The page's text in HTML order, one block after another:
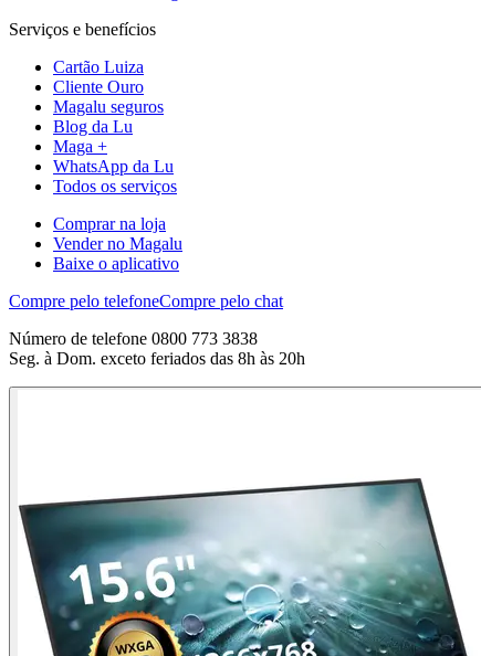
Serviços e benefícios
Cartão Luiza
Cliente Ouro
Magalu seguros
Blog da Lu
Maga +
WhatsApp da Lu
Todos os serviços
Comprar na loja
Vender no Magalu
Baixe o aplicativo
Compre pelo telefoneCompre pelo chat
Número de telefone 0800 773 3838
Seg. à Dom. exceto feriados das 8h às 20h